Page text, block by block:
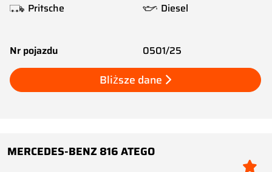
Pritsche
Diesel
Nr pojazdu 0501/25
Bliższe dane
MERCEDES-BENZ 816 ATEGO